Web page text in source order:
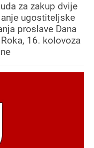
za zakup dvije
ugostiteljske
proslave Dana
16. kolovoza